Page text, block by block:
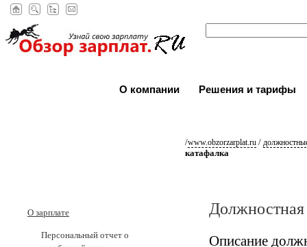
О компании Решения и тарифы
/www.obzorzarplat.ru /
катафалка
О зарплате
Персональный отчет о
Должностная
Описание